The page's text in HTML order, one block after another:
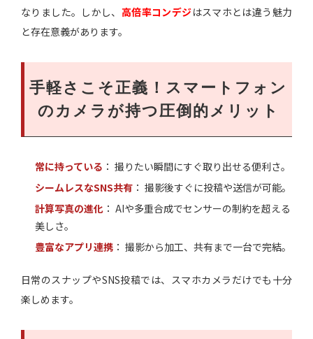
なりました。しかし、 高倍率コンデジはスマホとは違う魅力
と存在意義があります。
手軽さこそ正義！スマートフォン
のカメラが持つ圧倒的メリット
常に持っている ： 撮りたい瞬間にすぐ取り出せる便利さ。
シームレスなSNS共有 ： 撮影後すぐに投稿や送信が可能。
計算写真の進化 ： AIや多重合成でセンサーの制約を超える
美しさ。
豊富なアプリ連携 ： 撮影から加工、共有まで一台で完結。
日常のスナップやSNS投稿では、スマホカメラだけでも十分
楽しめます。